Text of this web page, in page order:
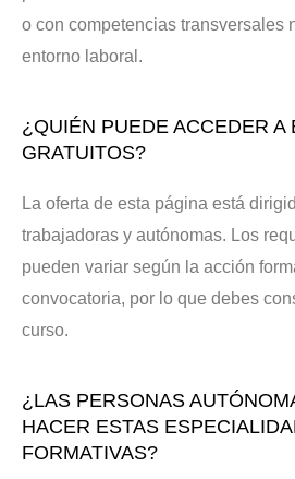
o con competencias transversales
entorno laboral.
¿QUIÉN PUEDE ACCEDER A
GRATUITOS?
La oferta de esta página está
trabajadoras y autónomas. Los
pueden variar según la acción
convocatoria, por lo que debes
curso.
¿LAS PERSONAS
HACER ESTAS
FORMATIVAS?